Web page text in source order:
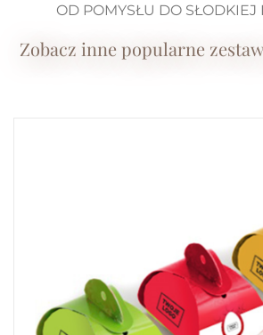
OD POMYSŁU DO SŁODKIEJ
Zobacz inne popularne
SZCZEGÓŁY